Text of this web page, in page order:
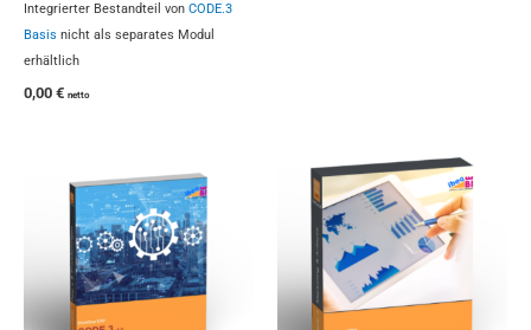
Integrierter Bestandteil von CODE.3
Basis nicht als separates Modul
erhältlich
0,00 € netto
Produkt
weist
mehrere
Varianten
auf.